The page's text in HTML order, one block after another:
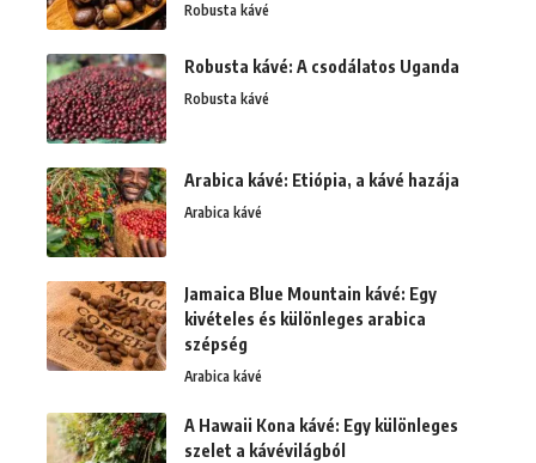
Robusta kávé
Robusta kávé: A csodálatos Uganda
Robusta kávé
Arabica kávé: Etiópia, a kávé hazája
Arabica kávé
Jamaica Blue Mountain kávé: Egy
kivételes és különleges arabica
szépség
Arabica kávé
A Hawaii Kona kávé: Egy különleges
szelet a kávévilágból